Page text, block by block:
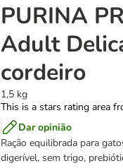
PURINA
Adult
cordeiro
1,5 kg
This is a stars rating area
Dar opinião
Ração equilibrada para
digerível, sem trigo,